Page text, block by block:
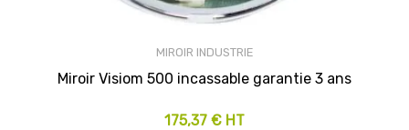
MIROIR INDUSTRIE
Miroir Visiom 500 incassable garantie 3 ans
175,37 € HT